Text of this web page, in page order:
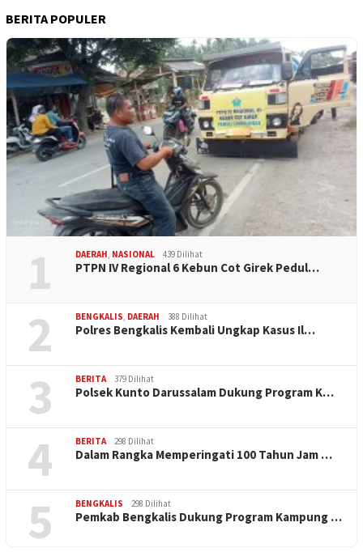
BERITA POPULER
1 DAERAH, NASIONAL 439 Dilihat
PTPN IV Regional 6 Kebun Cot Girek Pedul…
2 BENGKALIS, DAERAH 388 Dilihat
Polres Bengkalis Kembali Ungkap Kasus Il…
3 BERITA 379 Dilihat
Polsek Kunto Darussalam Dukung Program K…
4 BERITA 298 Dilihat
Dalam Rangka Memperingati 100 Tahun Jam …
5 BENGKALIS 298 Dilihat
Pemkab Bengkalis Dukung Program Kampung …